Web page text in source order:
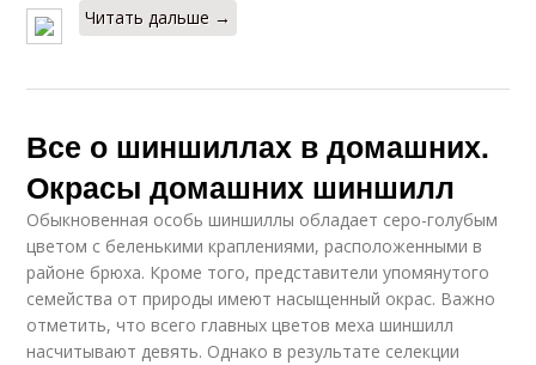
Читать дальше →
Все о шиншиллах в домашних.
Окрасы домашних шиншилл
Обыкновенная особь шиншиллы обладает серо-голубым
цветом с беленькими краплениями, расположенными в
районе брюха. Кроме того, представители упомянутого
семейства от природы имеют насыщенный окрас. Важно
отметить, что всего главных цветов меха шиншилл
насчитывают девять. Однако в результате селекции